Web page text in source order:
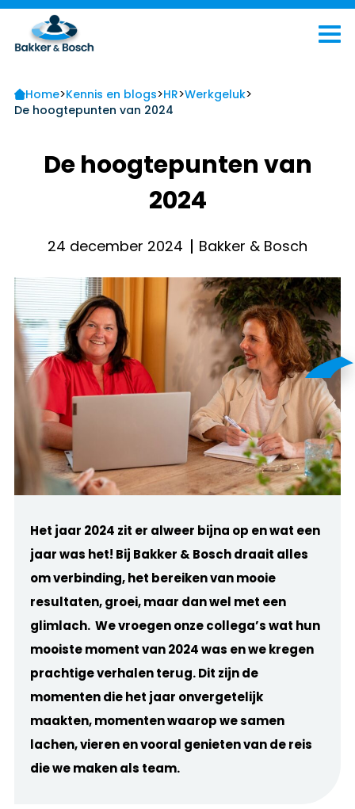
Home>Kennis en blogs>HR>Werkgeluk>
De hoogtepunten van 2024
De hoogtepunten van
2024
24 december 2024 Bakker & Bosch
Het jaar 2024 zit er alweer bijna op en wat een
jaar was het! Bij Bakker & Bosch draait alles
om verbinding, het bereiken van mooie
resultaten, groei, maar dan wel met een
glimlach. We vroegen onze collega’s wat hun
mooiste moment van 2024 was en we kregen
prachtige verhalen terug. Dit zijn de
momenten die het jaar onvergetelijk
maakten, momenten waarop we samen
lachen, vieren en vooral genieten van de reis
die we maken als team.